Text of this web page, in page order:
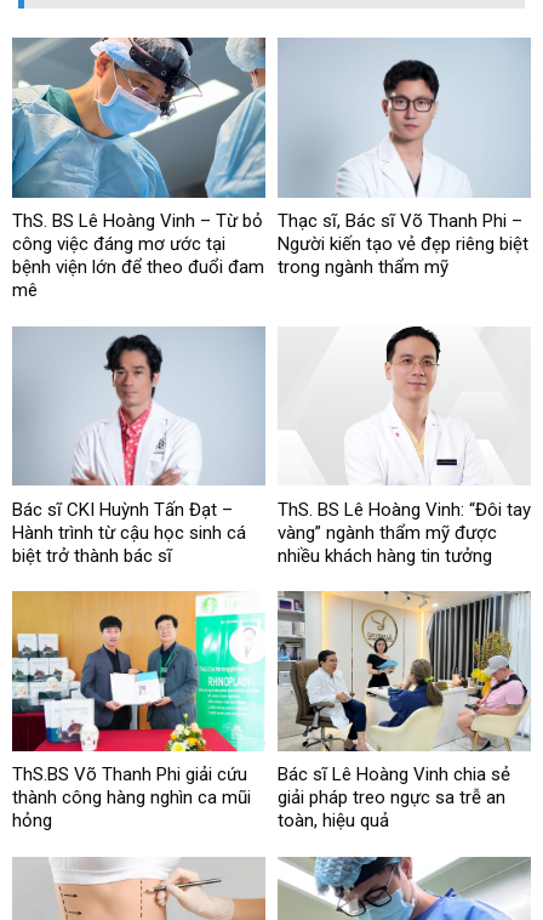
ThS. BS Lê Hoàng Vinh – Từ bỏ
công việc đáng mơ ước tại
bệnh viện lớn để theo đuổi đam
mê
Thạc sĩ, Bác sĩ Võ Thanh Phi –
Người kiến tạo vẻ đẹp riêng biệt
trong ngành thẩm mỹ
Bác sĩ CKI Huỳnh Tấn Đạt –
Hành trình từ cậu học sinh cá
biệt trở thành bác sĩ
ThS. BS Lê Hoàng Vinh: “Đôi tay
vàng” ngành thẩm mỹ được
nhiều khách hàng tin tưởng
ThS.BS Võ Thanh Phi giải cứu
thành công hàng nghìn ca mũi
hỏng
Bác sĩ Lê Hoàng Vinh chia sẻ
giải pháp treo ngực sa trễ an
toàn, hiệu quả